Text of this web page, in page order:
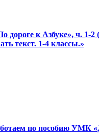
дороге к Азбуке», ч.
текст. 1-4 классы.»
по пособию УМК